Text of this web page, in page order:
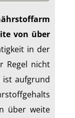
von über
in der
Regel nicht
ist aufgrund
über weite